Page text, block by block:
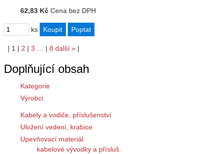
62,83 Kč Cena bez DPH
ks
| 1 | 2 | 3 | 8 další » |
Doplňující obsah
Kategorie
Výrobci
Kabely a vodiče, příslušenství
Uložení vedení, krabice
Upevňovací materiál
kabelové vývodky a přísluš.